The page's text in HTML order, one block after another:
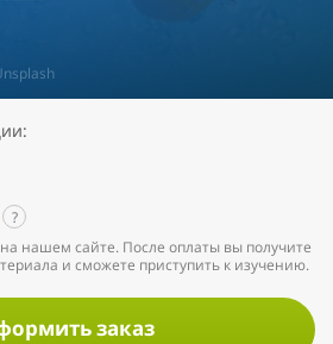
?
нашем сайте. После оплаты вы получите
и сможете приступить к изучению.
заказ